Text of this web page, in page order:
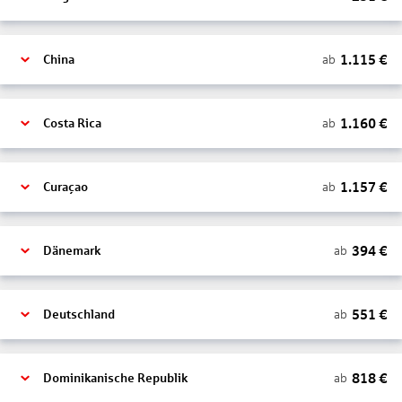
China ab 1.115 €
Costa Rica ab 1.160€
Curaçao ab 1.157 €
Dänemark ab 394€
Deutschland ab 551 €
Dominikanische Republik ab 818€